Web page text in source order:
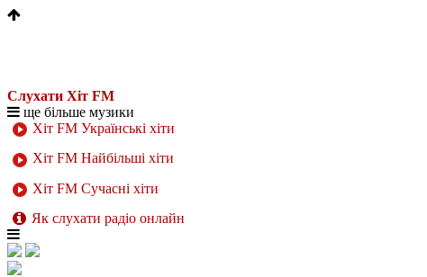
Слухати Хіт FM
ще більше музики
Хіт FM Українські хіти
Хіт FM Найбільші хіти
Хіт FM Сучасні хіти
Як слухати радіо онлайн